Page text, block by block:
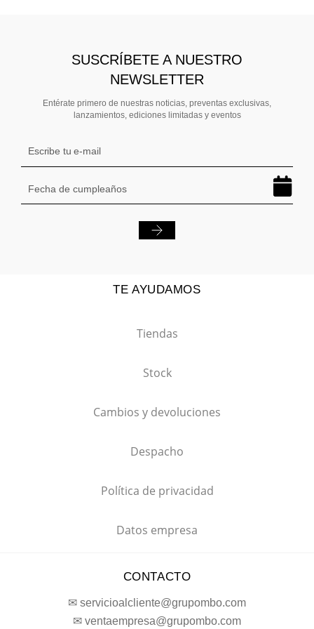
SUSCRÍBETE A NUESTRO
NEWSLETTER
Entérate primero de nuestras noticias, preventas exclusivas,
lanzamientos, ediciones limitadas y eventos
TE AYUDAMOS
Tiendas
Stock
Cambios y devoluciones
Despacho
Política de privacidad
Datos empresa
CONTACTO
✉ servicioalcliente@grupombo.com
✉ ventaempresa@grupombo.com